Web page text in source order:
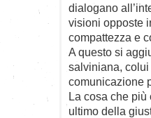
dialogano
visioni opposte
compattezza e
A questo si
salviniana, colui
comunicazione
La cosa che più
ultimo della